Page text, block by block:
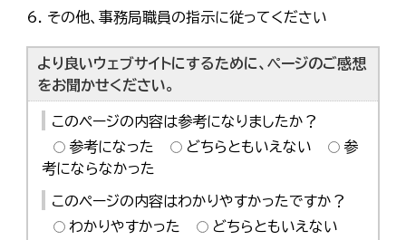
その他、事務局職員の指示に従ってください
より良いウェブサイトにするために、ページのご感想
をお聞かせください。
このページの内容は参考になりましたか？
参考になった
どちらともいえない
参
考にならなかった
このページの内容はわかりやすかったですか？
わかりやすかった
どちらともいえない